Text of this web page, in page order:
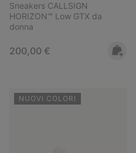
Sneakers CALLSIGN
HORIZON™ Low GTX da
donna
Regular price:
200,00 €
NUOVI COLORI